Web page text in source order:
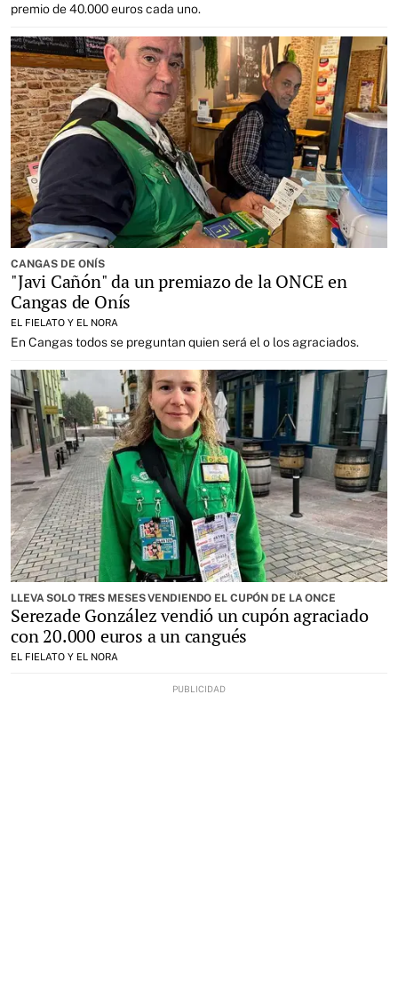
premio de 40.000 euros cada uno.
CANGAS DE ONÍS
"Javi Cañón" da un premiazo de la ONCE en
Cangas de Onís
EL FIELATO Y EL NORA
En Cangas todos se preguntan quien será el o los agraciados.
LLEVA SOLO TRES MESES VENDIENDO EL CUPÓN DE LA ONCE
Serezade González vendió un cupón agraciado
con 20.000 euros a un cangués
EL FIELATO Y EL NORA